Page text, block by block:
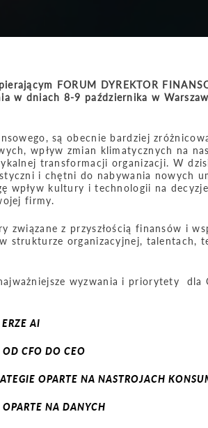
FORUM DYREKTOR
w dniach 8-9 października w
są obecnie bardziej
wpływ zmian klimatycznych na
transformacji organizacji. W
i chętni do nabywania nowych
wpływ kultury i technologii na
firmy.
związane z przyszłością finansów i
strukturze organizacyjnej, talentach,
wyzwania i priorytety dla
AI
CFO DO CEO
OPARTE NA NASTROJACH
NA DANYCH